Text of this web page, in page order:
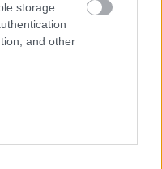
storage
and other
TETTÜNK,
A